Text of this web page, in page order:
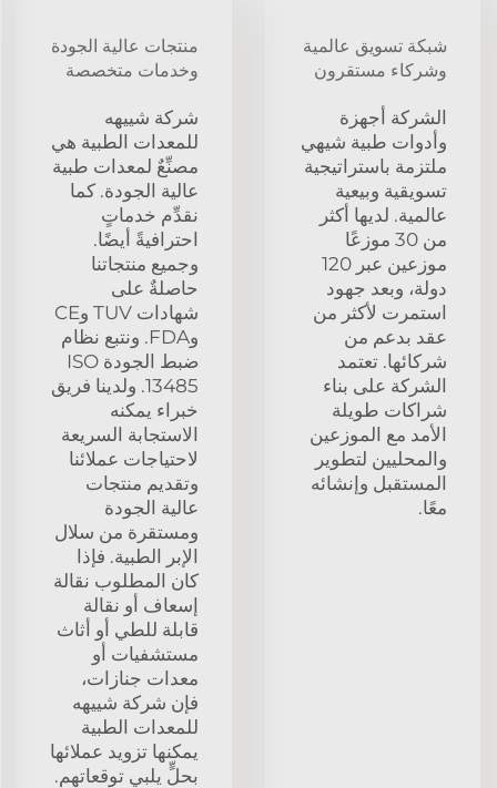
شبكة تسويق عالمية
وشركاء مستقرون
الشركة أجهزة
وأدوات طبية شيهي
ملتزمة باستراتيجية
تسويقية وبيعية
عالمية. لديها أكثر
من 30 موزعًا
موزعين عبر 120
دولة، وبعد جهود
استمرت لأكثر من
عقد بدعم من
شركائها. تعتمد
الشركة على بناء
شراكات طويلة
الأمد مع الموزعين
والمحليين لتطوير
المستقبل وإنشائه
معًا.
منتجات عالية الجودة
وخدمات متخصصة
شركة شييهه
للمعدات الطبية هي
مصنِّعٌ لمعدات طبية
عالية الجودة. كما
نقدِّم خدماتٍ
احترافيةً أيضًا.
وجميع منتجاتنا
حاصلةٌ على
شهادات TUV وCE
وFDA. ونتبع نظام
ضبط الجودة ISO
13485. ولدينا فريق
خبراء يمكنه
الاستجابة السريعة
لاحتياجات عملائنا
وتقديم منتجات
عالية الجودة
ومستقرة من سلال
الإبر الطبية. فإذا
كان المطلوب نقالة
إسعاف أو نقالة
قابلة للطي أو أثاث
مستشفيات أو
معدات جنازات،
فإن شركة شييهه
للمعدات الطبية
يمكنها تزويد عملائها
بحلٍّ يلبي توقعاتهم.